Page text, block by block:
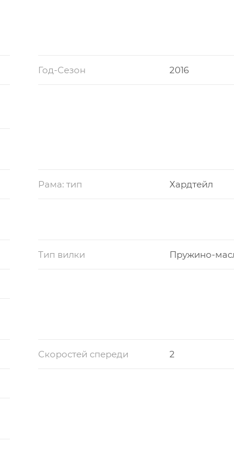
Год-Сезон 2016
Рама: тип Хардтейл
Тип вилки Пружино-
Скоростей спереди 2